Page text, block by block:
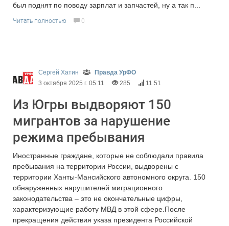
был поднят по поводу зарплат и запчастей, ну а так п...
Читать полностью 0
Сергей Хатин
Правда УрФО
3 октября 2025 г. 05:11
285 11.51
Из Югры выдворяют 150
мигрантов за нарушение
режима пребывания
Иностранные граждане, которые не соблюдали правила
пребывания на территории России, выдворены с
территории Ханты-Мансийского автономного округа. 150
обнаруженных нарушителей миграционного
законодательства – это не окончательные цифры,
характеризующие работу МВД в этой сфере.После
прекращения действия указа президента Российской